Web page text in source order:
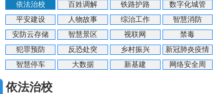
依法治校
百姓调解 铁路护路
数字化城管
平安建设
人物故事 综治工作
智慧消防
安防云存储
智慧景区 视联网
禁毒
犯罪预防
反恐处突 乡村振兴
新冠肺炎疫情
智慧停车
大数据 新基建 网络安全周
依法治校